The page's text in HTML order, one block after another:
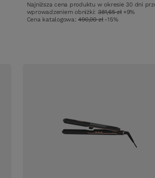
Najniższa cena produktu w okresie 30 dni
wprowadzeniem obniżki: 381,65 zł +9%
Cena katalogowa:490,00 zł -15%